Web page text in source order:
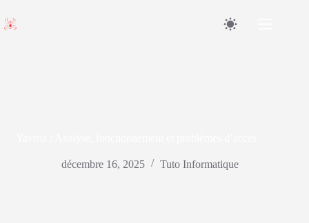
au
contenu
décembre 16, 2025 Tuto Informatique